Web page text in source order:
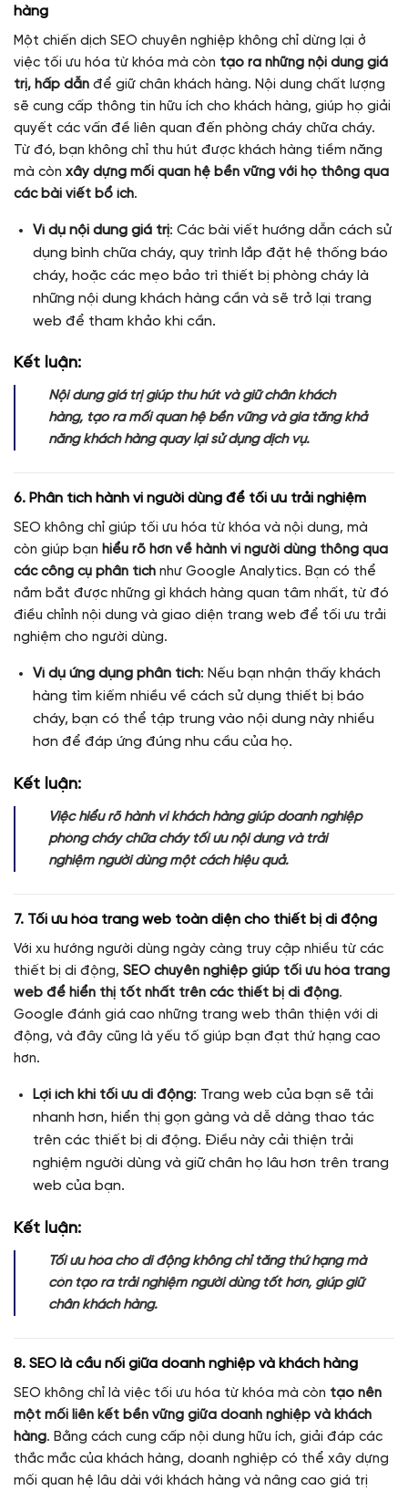
hàng
Một chiến dịch SEO chuyên nghiệp không chỉ dừng lại ở
việc tối ưu hóa từ khóa mà còn tạo ra những nội dung giá
trị, hấp dẫn để giữ chân khách hàng. Nội dung chất lượng
sẽ cung cấp thông tin hữu ích cho khách hàng, giúp họ giải
quyết các vấn đề liên quan đến phòng cháy chữa cháy.
Từ đó, bạn không chỉ thu hút được khách hàng tiềm năng
mà còn xây dựng mối quan hệ bền vững với họ thông qua
các bài viết bổ ích.
Ví dụ nội dung giá trị: Các bài viết hướng dẫn cách sử
dụng bình chữa cháy, quy trình lắp đặt hệ thống báo
cháy, hoặc các mẹo bảo trì thiết bị phòng cháy là
những nội dung khách hàng cần và sẽ trở lại trang
web để tham khảo khi cần.
Kết luận:
Nội dung giá trị giúp thu hút và giữ chân khách
hàng, tạo ra mối quan hệ bền vững và gia tăng khả
năng khách hàng quay lại sử dụng dịch vụ.
6. Phân tích hành vi người dùng để tối ưu trải nghiệm
SEO không chỉ giúp tối ưu hóa từ khóa và nội dung, mà
còn giúp bạn hiểu rõ hơn về hành vi người dùng thông qua
các công cụ phân tích như Google Analytics. Bạn có thể
nắm bắt được những gì khách hàng quan tâm nhất, từ đó
điều chỉnh nội dung và giao diện trang web để tối ưu trải
nghiệm cho người dùng.
Ví dụ ứng dụng phân tích: Nếu bạn nhận thấy khách
hàng tìm kiếm nhiều về cách sử dụng thiết bị báo
cháy, bạn có thể tập trung vào nội dung này nhiều
hơn để đáp ứng đúng nhu cầu của họ.
Kết luận:
Việc hiểu rõ hành vi khách hàng giúp doanh nghiệp
phòng cháy chữa cháy tối ưu nội dung và trải
nghiệm người dùng một cách hiệu quả.
7. Tối ưu hóa trang web toàn diện cho thiết bị di động
Với xu hướng người dùng ngày càng truy cập nhiều từ các
thiết bị di động, SEO chuyên nghiệp giúp tối ưu hóa trang
web để hiển thị tốt nhất trên các thiết bị di động.
Google đánh giá cao những trang web thân thiện với di
động, và đây cũng là yếu tố giúp bạn đạt thứ hạng cao
hơn.
Lợi ích khi tối ưu di động: Trang web của bạn sẽ tải
nhanh hơn, hiển thị gọn gàng và dễ dàng thao tác
trên các thiết bị di động. Điều này cải thiện trải
nghiệm người dùng và giữ chân họ lâu hơn trên trang
web của bạn.
Kết luận:
Tối ưu hóa cho di động không chỉ tăng thứ hạng mà
còn tạo ra trải nghiệm người dùng tốt hơn, giúp giữ
chân khách hàng.
8. SEO là cầu nối giữa doanh nghiệp và khách hàng
SEO không chỉ là việc tối ưu hóa từ khóa mà còn tạo nên
một mối liên kết bền vững giữa doanh nghiệp và khách
hàng. Bằng cách cung cấp nội dung hữu ích, giải đáp các
thắc mắc của khách hàng, doanh nghiệp có thể xây dựng
mối quan hệ lâu dài với khách hàng và nâng cao giá trị